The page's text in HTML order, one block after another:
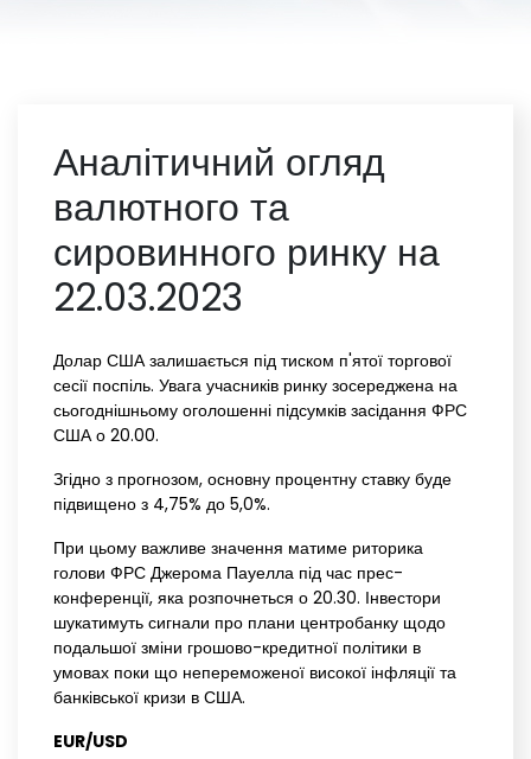
Аналітичний огляд
валютного та
сировинного ринку на
22.03.2023
Долар США залишається під тиском п'ятої торгової
сесії поспіль. Увага учасників ринку зосереджена на
сьогоднішньому оголошенні підсумків засідання ФРС
США о 20.00.
Згідно з прогнозом, основну процентну ставку буде
підвищено з 4,75% до 5,0%.
При цьому важливе значення матиме риторика
голови ФРС Джерома Пауелла під час прес-
конференції, яка розпочнеться о 20.30. Інвестори
шукатимуть сигнали про плани центробанку щодо
подальшої зміни грошово-кредитної політики в
умовах поки що непереможеної високої інфляції та
банківської кризи в США.
EUR/USD